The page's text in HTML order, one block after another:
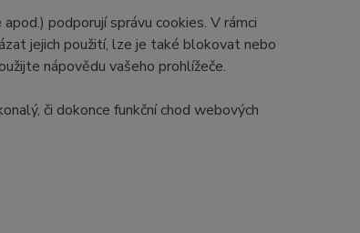
podporují správu cookies. V rámci
jejich použití, lze je také blokovat nebo
nápovědu vašeho prohlížeče.
či dokonce funkční chod webových